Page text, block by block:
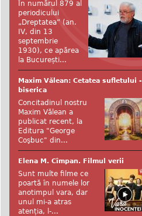
În numărul 879 al
periodicului
„Dreptatea” (an.
IV, din 13
septembrie
1930), ce apărea
la București...
Maxim Vălean: Cetatea sufletului -
biserica
Concitadinul nostru
Maxim Vălean a
publicat recent, la
Editura "George
Coşbuc" din...
Elena M. Cîmpan. Filmul verii
Sunt multe filme ce
poartă în numele lor
anotimpul vara, dar
unul mi-a atras
atenția, l-...